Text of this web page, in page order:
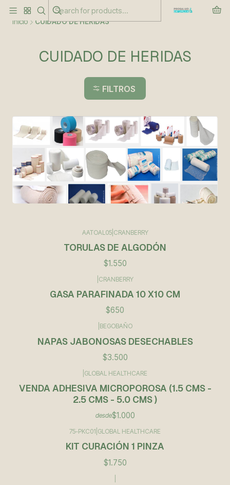
Inicio CUIDADO DE HERIDAS
CUIDADO DE HERIDAS
FILTROS
AATOAL05| CRANBERRY
TORULAS DE ALGODÓN
$1.550
CRANBERRY
GASA PARAFINADA 10 X10 CM
$650
BEGOBAÑO
NAPAS JABONOSAS DESECHABLES
$3.500
GLOBAL HEALTHCARE
VENDA ADHESIVA MICROPOROSA (1.5 CMS -
2.5 CMS - 5.0 CMS )
desde$1.000
75-PKC01 GLOBAL HEALTHCARE
KIT CURACIÓN 1 PINZA
$1.750